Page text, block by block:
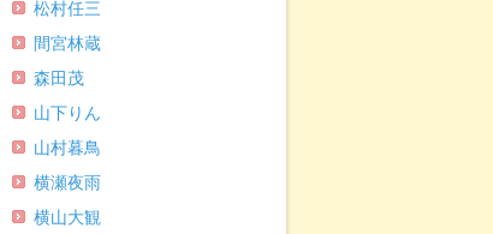
松村任三
間宮林蔵
森田茂
山下りん
山村暮鳥
横瀬夜雨
横山大観